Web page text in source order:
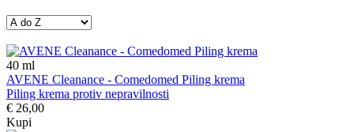
40 ml
AVENE Cleanance - Comedomed Piling krema
Piling krema protiv nepravilnosti
€ 26,00
Kupi